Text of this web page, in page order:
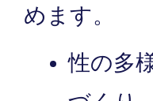
めます。
性の多